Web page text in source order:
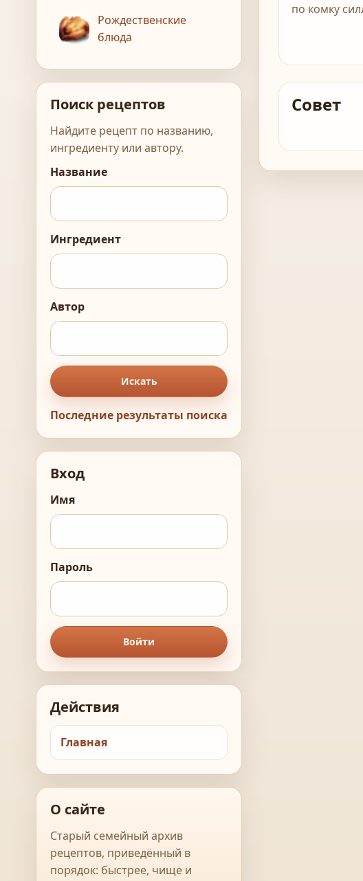
Рождественские
блюда
Поиск рецептов
Найдите рецепт по названию,
ингредиенту или автору.
Название
Ингредиент
Автор
Искать
Последние результаты поиска
Вход
Имя
Пароль
Войти
Действия
Главная
О сайте
Старый семейный архив
рецептов, приведённый в
порядок: быстрее, чище и
по комку
Совет